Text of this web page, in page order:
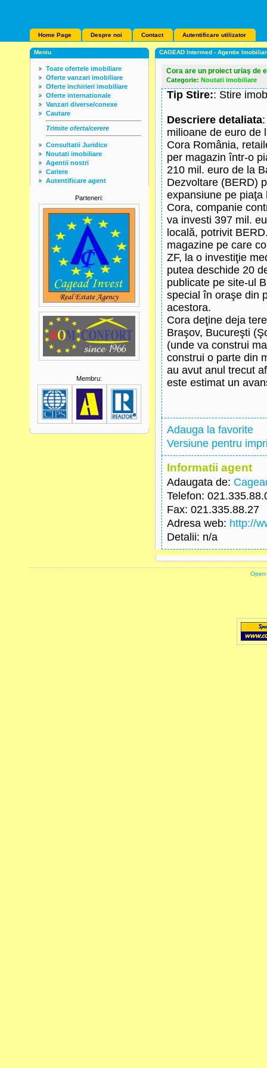
Home Page Despre noi Contact Autentificare utilizator
Meniu
Toate ofertele imobiliare
Oferte vanzari imobiliare
Oferte inchirieri imobiliare
Oferte internationale
Vanzari diverse/conexe
Cautare
Trimite oferta/cerere
Consultatii Juridice
Noutati imobiliare
Agentii nostri
Cariere
Autentificare agent
Parteneri:
Membru:
CAGEAD Intermed - Agentie
Cora are un proiect uriaş de
Categorie: Noutati imobiliare
Tip Stire:: Stire
Descriere detaliata
milioane de euro de
Cora România,
per magazin într-o
210 mil. euro de la
Dezvoltare (BERD)
expansiune pe piaţa
Cora, companie
va investi 397 mil.
locală, potrivit
magazine pe care
ZF, la o investiţie
putea deschide 20
publicate pe site-ul
special în oraşe din
acestora.
Cora deţine deja
Braşov, Bucureşti
(unde va construi
construi o parte din
au avut anul trecut
este estimat un
Adauga la favorite
Versiune pentru
Informatii agent
Adaugata de:
Telefon:
Fax: 021.335.88.27
Adresa web: http://
Detalii: n/a